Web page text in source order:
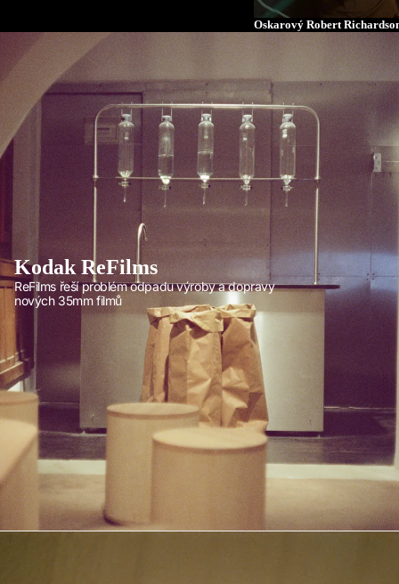
Oskarový Robert
Kodak ReFilms
ReFilms řeší problém odpadu výroby a dopravy
nových 35mm filmů